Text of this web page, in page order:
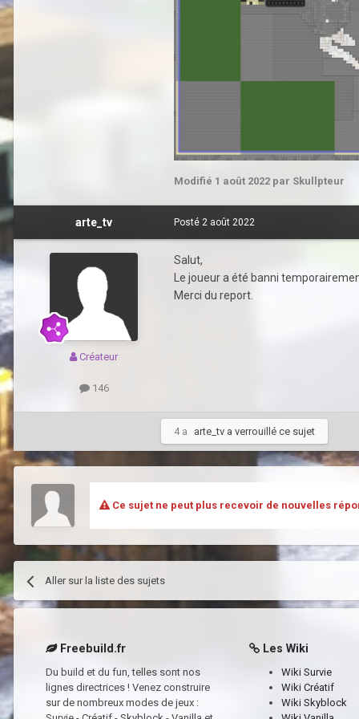
Modifié 1 août 2022 par Skullpteur
arte_tv
Créateur
146
Posté 2 août 2022
Salut,
Le joueur a été banni
Merci du report.
4 a arte_tv a verrouillé ce sujet
Ce sujet ne peut plus recevoir de nouvelles
Aller sur la liste des sujets
Freebuild.fr
Du build et du fun, telles sont nos
lignes directrices ! Venez construire
sur de nombreux modes de jeux :
Les Wiki
Wiki Survie
Wiki Créatif
Wiki Skyblock